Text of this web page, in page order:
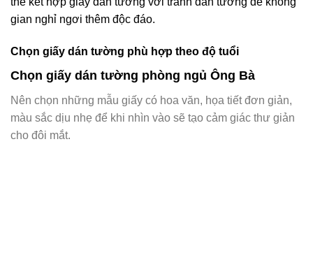
gian nghỉ ngơi thêm độc đáo.
Chọn giấy dán tường phù hợp theo độ tuổi
Chọn giấy dán tường phòng ngủ Ông Bà
Nên chọn những mẫu giấy có hoa văn, họa tiết đơn giản,
màu sắc dịu nhẹ để khi nhìn vào sẽ tạo cảm giác thư giản
cho đôi mắt.